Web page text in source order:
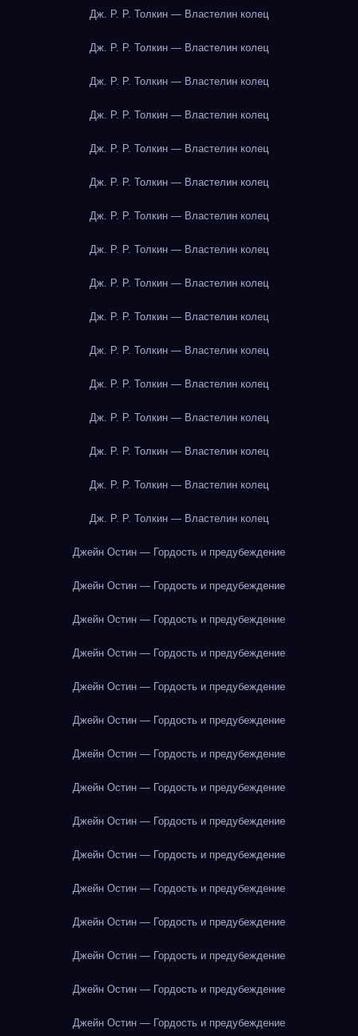
Дж. Р. Р. Толкин — Властелин колец
Дж. Р. Р. Толкин — Властелин колец
Дж. Р. Р. Толкин — Властелин колец
Дж. Р. Р. Толкин — Властелин колец
Дж. Р. Р. Толкин — Властелин колец
Дж. Р. Р. Толкин — Властелин колец
Дж. Р. Р. Толкин — Властелин колец
Дж. Р. Р. Толкин — Властелин колец
Дж. Р. Р. Толкин — Властелин колец
Дж. Р. Р. Толкин — Властелин колец
Дж. Р. Р. Толкин — Властелин колец
Дж. Р. Р. Толкин — Властелин колец
Дж. Р. Р. Толкин — Властелин колец
Дж. Р. Р. Толкин — Властелин колец
Дж. Р. Р. Толкин — Властелин колец
Дж. Р. Р. Толкин — Властелин колец
Джейн Остин — Гордость и предубеждение
Джейн Остин — Гордость и предубеждение
Джейн Остин — Гордость и предубеждение
Джейн Остин — Гордость и предубеждение
Джейн Остин — Гордость и предубеждение
Джейн Остин — Гордость и предубеждение
Джейн Остин — Гордость и предубеждение
Джейн Остин — Гордость и предубеждение
Джейн Остин — Гордость и предубеждение
Джейн Остин — Гордость и предубеждение
Джейн Остин — Гордость и предубеждение
Джейн Остин — Гордость и предубеждение
Джейн Остин — Гордость и предубеждение
Джейн Остин — Гордость и предубеждение
Джейн Остин — Гордость и предубеждение